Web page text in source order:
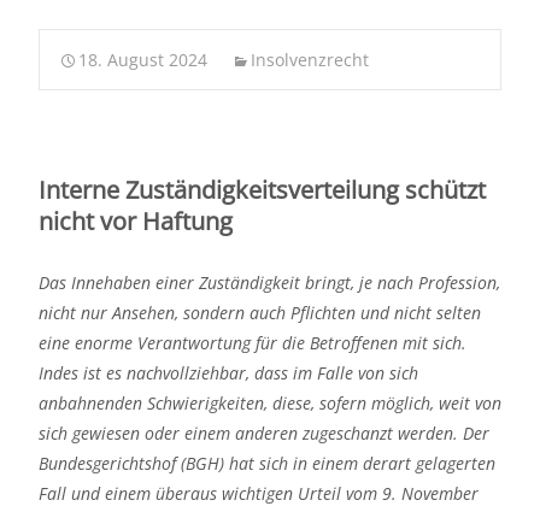
18. August 2024 Insolvenzrecht
Interne Zuständigkeitsverteilung schützt
nicht vor Haftung
Das Innehaben einer Zuständigkeit bringt, je nach Profession,
nicht nur Ansehen, sondern auch Pflichten und nicht selten
eine enorme Verantwortung für die Betroffenen mit sich.
Indes ist es nachvollziehbar, dass im Falle von sich
anbahnenden Schwierigkeiten, diese, sofern möglich, weit von
sich gewiesen oder einem anderen zugeschanzt werden. Der
Bundesgerichtshof (BGH) hat sich in einem derart gelagerten
Fall und einem überaus wichtigen Urteil vom 9. November